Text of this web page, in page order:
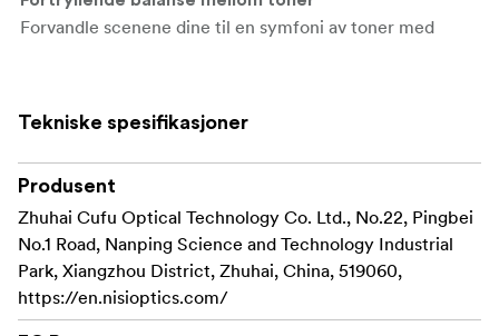
Forvandle scenene dine til en symfoni av toner med
Si farvel til skarpe kontraster – Black Mist-filteret
balanserer tonespekteret uten problemer og skaper en
visuell symfoni som fanger essensen av motivet ditt.
Skap filmisk briljans
Tenk deg å fange et filmisk portrett badet i et eterisk lys,
der hver eneste flekk og rynke er mykgjort, og avslører
motivets sanne skjønnhet.
Tekniske spesifikasjoner
Produsent
Zhuhai Cufu Optical Technology Co. Ltd., No.22, Pingbei
No.1 Road, Nanping Science and Technology Industrial
Park, Xiangzhou District, Zhuhai, China, 519060,
https://en.nisioptics.com/